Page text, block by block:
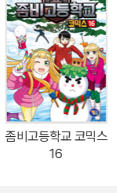
좀비고등학교 코믹스
16